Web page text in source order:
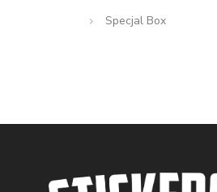
Specjal Box